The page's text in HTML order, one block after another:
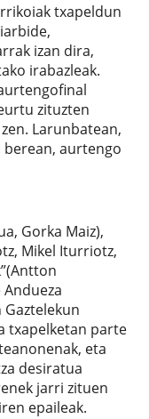
txapeldun
izan dira,
irabazleak.
zituzten
Larunbatean,
aurtengo
Gorka Maiz),
Mikel Iturriotz,
Andueza
Gaztelekun
txapelketan parte
eta
desiratua
jarri zituen
epaileak.